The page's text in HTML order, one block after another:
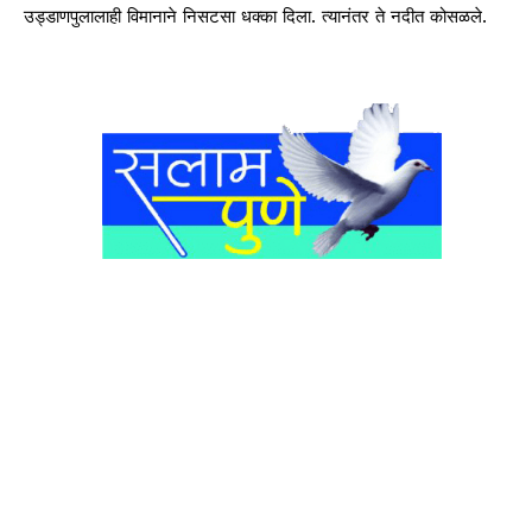
उड्डाणपुलालाही विमानाने निसटसा धक्का दिला. त्यानंतर ते नदीत कोसळले.